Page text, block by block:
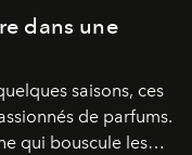
dans une
saisons, ces
de parfums.
qui bouscule les